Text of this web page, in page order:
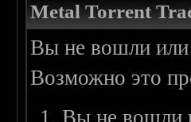
Metal Torrent
Вы не вошли или
Возможно это
Вы не вошли